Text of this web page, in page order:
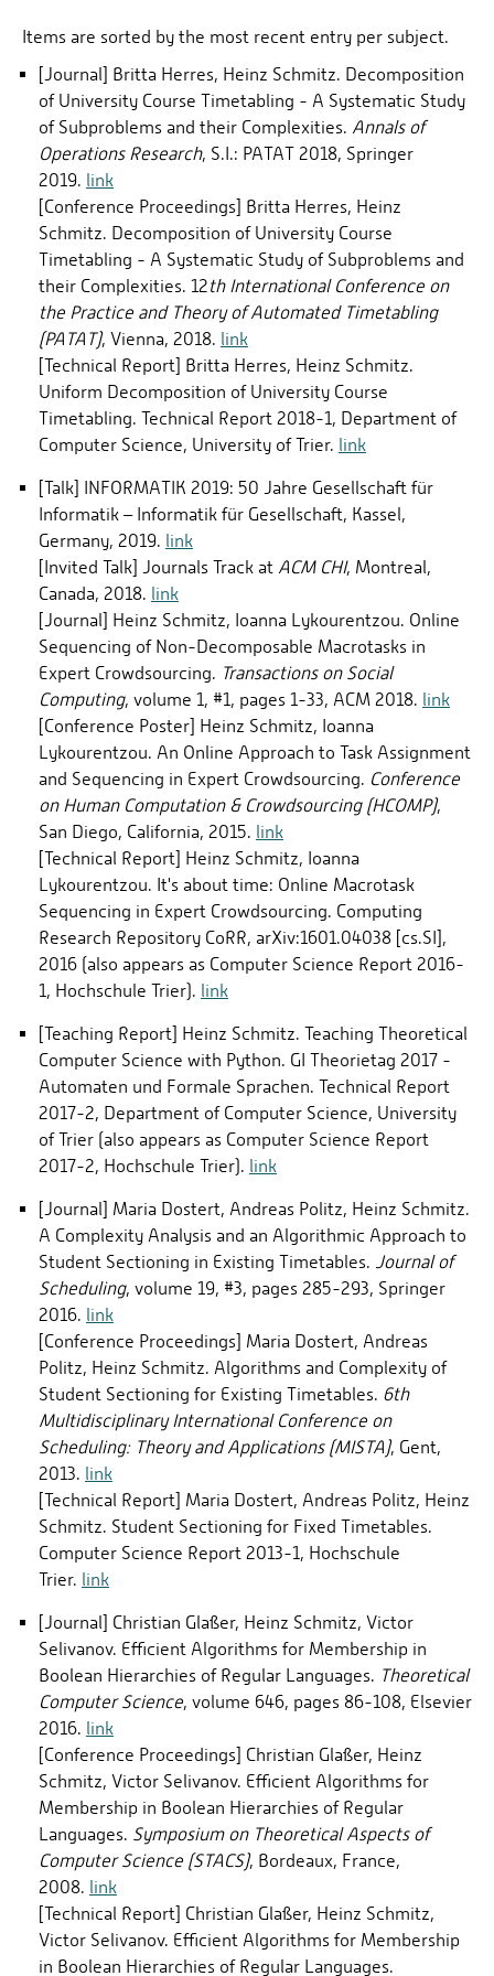
LEHRE
PUBLIKATIONEN
LABOR
Items are sorted by the most recent entry per subject.
[Journal] Britta Herres, Heinz Schmitz. Decomposition
of University Course Timetabling - A Systematic Study
of Subproblems and their Complexities. Annals of
Operations Research, S.I.: PATAT 2018, Springer
2019. link
[Conference Proceedings] Britta Herres, Heinz
Schmitz. Decomposition of University Course
Timetabling - A Systematic Study of Subproblems and
their Complexities. 12th International Conference on
the Practice and Theory of Automated Timetabling
(PATAT), Vienna, 2018. link
[Technical Report] Britta Herres, Heinz Schmitz.
Uniform Decomposition of University Course
Timetabling. Technical Report 2018-1, Department of
Computer Science, University of Trier. link
[Talk] INFORMATIK 2019: 50 Jahre Gesellschaft für
Informatik – Informatik für Gesellschaft, Kassel,
Germany, 2019. link
[Invited Talk] Journals Track at ACM CHI, Montreal,
Canada, 2018. link
[Journal] Heinz Schmitz, Ioanna Lykourentzou. Online
Sequencing of Non-Decomposable Macrotasks in
Expert Crowdsourcing. Transactions on Social
Computing, volume 1, #1, pages 1-33, ACM 2018. link
[Conference Poster] Heinz Schmitz, Ioanna
Lykourentzou. An Online Approach to Task Assignment
and Sequencing in Expert Crowdsourcing. Conference
on Human Computation & Crowdsourcing (HCOMP),
San Diego, California, 2015. link
[Technical Report] Heinz Schmitz, Ioanna
Lykourentzou. It's about time: Online Macrotask
Sequencing in Expert Crowdsourcing. Computing
Research Repository CoRR, arXiv:1601.04038 [cs.SI],
2016 (also appears as Computer Science Report 2016-
1, Hochschule Trier). link
[Teaching Report] Heinz Schmitz. Teaching Theoretical
Computer Science with Python. GI Theorietag 2017 -
Automaten und Formale Sprachen. Technical Report
2017-2, Department of Computer Science, University
of Trier (also appears as Computer Science Report
2017-2, Hochschule Trier). link
[Journal] Maria Dostert, Andreas Politz, Heinz Schmitz.
A Complexity Analysis and an Algorithmic Approach to
Student Sectioning in Existing Timetables. Journal of
Scheduling, volume 19, #3, pages 285-293, Springer
2016. link
[Conference Proceedings] Maria Dostert, Andreas
Politz, Heinz Schmitz. Algorithms and Complexity of
Student Sectioning for Existing Timetables. 6th
Multidisciplinary International Conference on
Scheduling: Theory and Applications (MISTA), Gent,
2013. link
[Technical Report] Maria Dostert, Andreas Politz, Heinz
Schmitz. Student Sectioning for Fixed Timetables.
Computer Science Report 2013-1, Hochschule
Trier. link
[Journal] Christian Glaßer, Heinz Schmitz, Victor
Selivanov. Efficient Algorithms for Membership in
Boolean Hierarchies of Regular Languages. Theoretical
Computer Science, volume 646, pages 86-108, Elsevier
2016. link
[Conference Proceedings] Christian Glaßer, Heinz
Schmitz, Victor Selivanov. Efficient Algorithms for
Membership in Boolean Hierarchies of Regular
Languages. Symposium on Theoretical Aspects of
Computer Science (STACS), Bordeaux, France,
2008. link
[Technical Report] Christian Glaßer, Heinz Schmitz,
Victor Selivanov. Efficient Algorithms for Membership
in Boolean Hierarchies of Regular Languages.